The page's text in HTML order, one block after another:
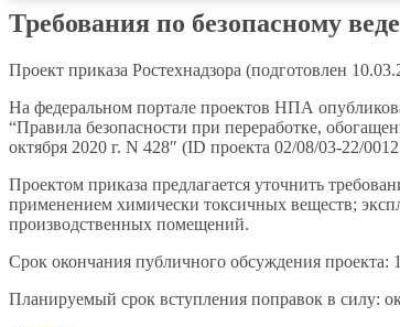
Требования по безопасному
Проект приказа Ростехнадзора (подготовлен
На федеральном портале проектов НПА
“Правила безопасности при переработке,
октября 2020 г. N 428″ (ID проекта 02/08/03-22/
Проектом приказа предлагается уточнить
применением химически токсичных веществ;
производственных помещений.
Срок окончания публичного обсуждения проекта:
Планируемый срок вступления поправок в силу: